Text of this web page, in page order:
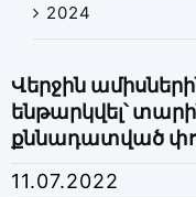
2024
Վերջին
ենթարկվել՝
քննադատված
11.07.2022